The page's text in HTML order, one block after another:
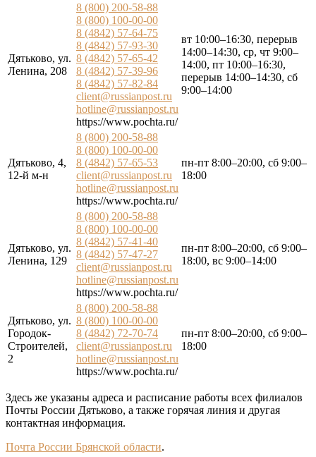
Дятьково, ул.
Ленина, 208
8 (800) 200-58-88
8 (800) 100-00-00
8 (4842) 57-64-75
8 (4842) 57-93-30
8 (4842) 57-65-42
8 (4842) 57-39-96
8 (4842) 57-82-84
client@russianpost.ru
hotline@russianpost.ru
https://www.pochta.ru/
вт 10:00–16:30, перерыв
14:00–14:30, ср, чт 9:00–
14:00, пт 10:00–16:30,
перерыв 14:00–14:30, сб
9:00–14:00
Дятьково, 4,
12-й м-н
8 (800) 200-58-88
8 (800) 100-00-00
8 (4842) 57-65-53
client@russianpost.ru
hotline@russianpost.ru
https://www.pochta.ru/
пн-пт 8:00–20:00, сб 9:00–
18:00
Дятьково, ул.
Ленина, 129
8 (800) 200-58-88
8 (800) 100-00-00
8 (4842) 57-41-40
8 (4842) 57-47-27
client@russianpost.ru
hotline@russianpost.ru
https://www.pochta.ru/
пн-пт 8:00–20:00, сб 9:00–
18:00, вс 9:00–14:00
Дятьково, ул.
Городок-
Строителей,
2
8 (800) 200-58-88
8 (800) 100-00-00
8 (4842) 72-70-74
client@russianpost.ru
hotline@russianpost.ru
https://www.pochta.ru/
пн-пт 8:00–20:00, сб 9:00–
18:00
Здесь же указаны адреса и расписание работы всех филиалов
Почты России Дятьково, а также горячая линия и другая
контактная информация.
Почта России Брянской области.